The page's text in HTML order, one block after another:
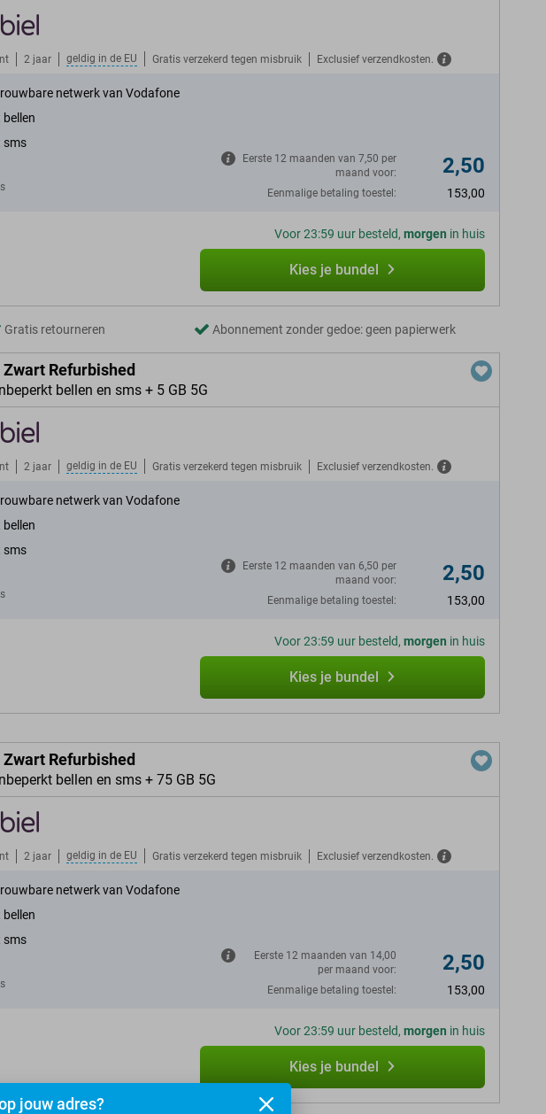
2 jaar geldig in de EU Gratis verzekerd tegen misbruik Exclusief verzendkosten.
netwerk van Vodafone
sms
Eerste 12 maanden van 7,50 per
maand voor:
2,50
Eenmalige betaling toestel: 153,00
Voor 23:59 uur besteld, morgen in huis
Kies je bundel
Gratis retourneren Abonnement zonder gedoe: geen papierwerk
Zwart Refurbished
bellen en sms + 5 GB 5G
2 jaar geldig in de EU Gratis verzekerd tegen misbruik Exclusief verzendkosten.
netwerk van Vodafone
sms
Eerste 12 maanden van 6,50 per
maand voor:
2,50
Eenmalige betaling toestel: 153,00
Voor 23:59 uur besteld, morgen in huis
Kies je bundel
Zwart Refurbished
bellen en sms + 75 GB 5G
2 jaar geldig in de EU Gratis verzekerd tegen misbruik Exclusief verzendkosten.
netwerk van Vodafone
sms
Eerste 12 maanden van 14,00
per maand voor:
2,50
Eenmalige betaling toestel: 153,00
Voor 23:59 uur besteld, morgen in huis
Kies je bundel
jouw adres?